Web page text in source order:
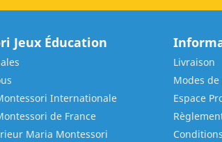
Jeux Éducation
Internationale
de France
Maria Montessori
Livraison
Modes
Espace